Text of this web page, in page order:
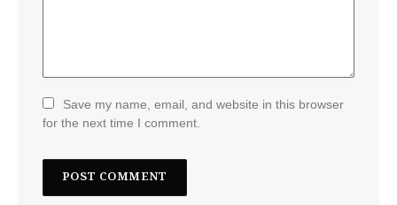
Save my name, email, and website in this browser
for the next time I comment.